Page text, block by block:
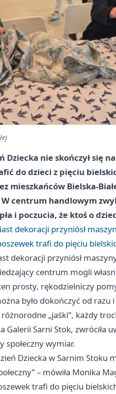
Dziecka nie skończył się
do dzieci z pięciu
mieszkańców Bielska-
centrum handlowym
i poczucia, że ktoś o
dekoracji przyniósł
trafi do pięciu
dekoracji przyniósł
centrum mogli
prosty, rękodzielniczy
było dokończyć od razu
„jaśki”, każdy
Galerii Sarni Stok, zwróciła
społeczny wymiar.
Dziecka w Sarnim Stoku
– mówiła Monika
trafi do pięciu